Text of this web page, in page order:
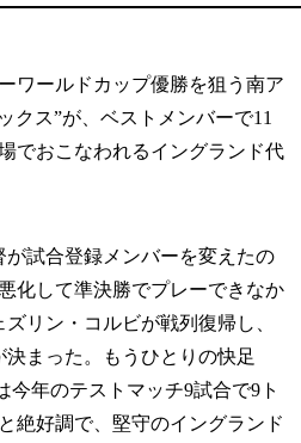
ワールドカップ優勝を狙う南ア
クス”が、ベストメンバーで11
でおこなわれるイングランド代
試合登録メンバーを変えたの
化して準決勝でプレーできなか
リン・コルビが戦列復帰し、
まった。もうひとりの快足
年のテストマッチ9試合で9ト
絶好調で、堅守のイングランド